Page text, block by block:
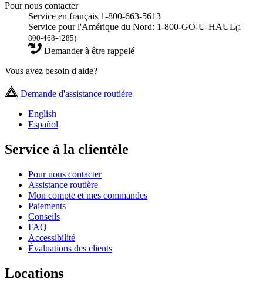
Pour nous contacter
Service en français 1-800-663-5613
Service pour l'Amérique du Nord: 1-800-GO-U-HAUL(1-
800-468-4285)
Demander à être rappelé
Vous avez besoin d'aide?
Demande d'assistance routière
English
Español
Service à la clientèle
Pour nous contacter
Assistance routière
Mon compte et mes commandes
Paiements
Conseils
FAQ
Accessibilité
Évaluations des clients
Locations